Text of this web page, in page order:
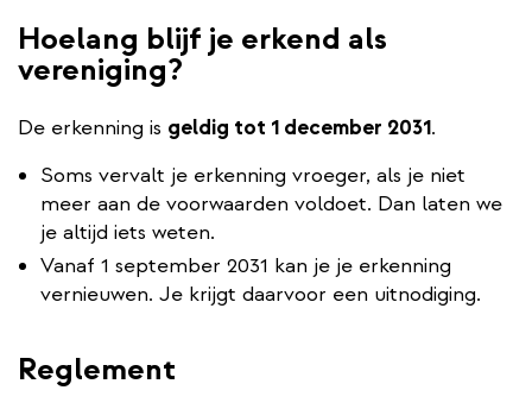
Hoelang blijf je erkend als
vereniging?
De erkenning is geldig tot 1 december 2031.
Soms vervalt je erkenning vroeger, als je niet
meer aan de voorwaarden voldoet. Dan laten we
je altijd iets weten.
Vanaf 1 september 2031 kan je je erkenning
vernieuwen. Je krijgt daarvoor een uitnodiging.
Reglement